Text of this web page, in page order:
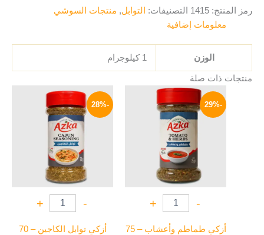
رمز المنتج: 1415 التصنيفات: التوابل, منتجات السوشي
معلومات إضافية
الوزن 1 كيلوجرام
منتجات ذات صلة
-29%
-
+
أزكي طماطم وأعشاب – 75
السعر
الأصلي
هو:
120 EGP.
السعر
هو:
85 EGP.
-28%
-
+
أزكي توابل الكاجين – 70
السعر
الأصلي
هو:
125 EGP.
السعر
هو:
90 EGP.